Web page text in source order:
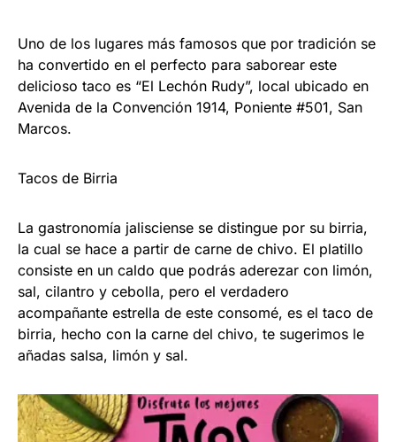
Uno de los lugares más famosos que por tradición se
ha convertido en el perfecto para saborear este
delicioso taco es “El Lechón Rudy”, local ubicado en
Avenida de la Convención 1914, Poniente #501, San
Marcos.
Tacos de Birria
La gastronomía jalisciense se distingue por su birria,
la cual se hace a partir de carne de chivo. El platillo
consiste en un caldo que podrás aderezar con limón,
sal, cilantro y cebolla, pero el verdadero
acompañante estrella de este consomé, es el taco de
birria, hecho con la carne del chivo, te sugerimos le
añadas salsa, limón y sal.